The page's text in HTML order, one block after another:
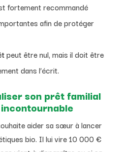
fortement recommandé
afin de protéger
peut être nul, mais il doit être
dans l’écrit.
son prêt familial
aider sa sœur à lancer
bio. Il lui vire 10 000 €